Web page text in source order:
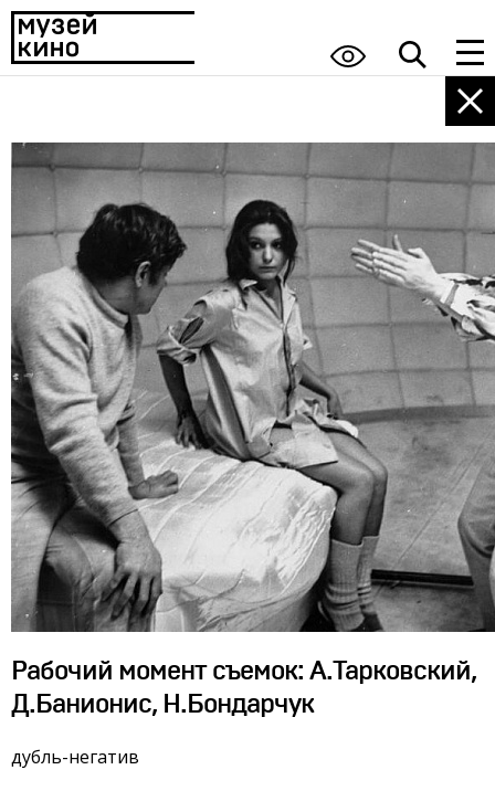
Рабочий момент съемок: А.Тарковский,
Д.Банионис, Н.Бондарчук
дубль-негатив